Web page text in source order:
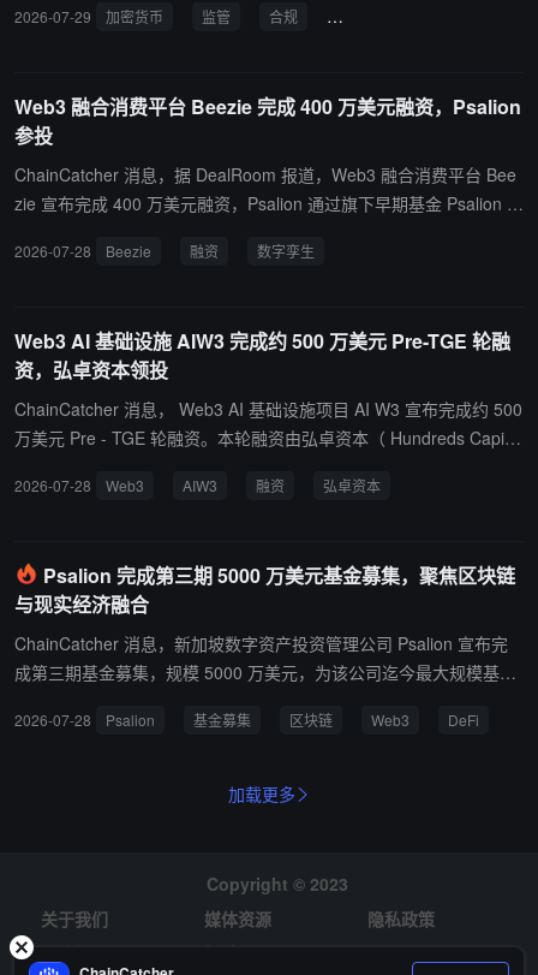
2026-07-29 加密货币 监管 合规 透明度
Web3 融合消费平台 Beezie 完成 400 万美元融资，Psalion
参投
ChainCatcher 消息，据 DealRoom 报道，Web3 融合消费平台 Bee
zie 宣布完成 400 万美元融资，Psalion 通过旗下早期基金 Psalion V
编程、可交易及跨场景组合能力，通过游戏化机制将实物资产交易转
2026-07-28 Beezie 融资 数字孪生
Web3 AI 基础设施 AIW3 完成约 500 万美元 Pre-TGE 轮融
资，弘卓资本领投
ChainCatcher 消息， Web3 AI 基础设施项目 AI W3 宣布完成约 500
万美元 Pre - TGE 轮融资。本轮融资由弘卓资本（ Hundreds Capital
G Labs 进行战略投资。 据悉，本轮领投方弘卓资本（ Hundreds Ca
领域，其表示看好区块链与加密技术在未来数字经济中的长期发展潜
力，并认可 AI Agent 与 Web3 融合所带来的下一代基础设施创新机
遇。 0G Labs 的战略投资进一步体现了 AI W3 在去中心化 AI 基础设
施领域的生态价值， 0G Labs 致力于推动 AI 与区块链技术的融合发
以及开放式智能经济方向的生态协同。近期， AI W3 也围绕生态建设
与，推动早期社区增长与生态扩展。
2026-07-28 Web3 AIW3 融资 弘卓资本
Psalion 完成第三期 5000 万美元基金募集，聚焦区块链
与现实经济融合
ChainCatcher 消息，新加坡数字资产投资管理公司 Psalion 宣布完
成第三期基金募集，规模 5000 万美元，为该公司迄今最大规模基
融管理局（MAS）牌照的 Conduit Asset Management 管理。 基金
贸易金融、RWA、稳定币及 DeFi 领域，尤其关注 Web3 在消费端应
在投资的是二者的合题——Web2 业务跑在 Web3 轨道上。”此前两
专注，是最佳布局窗口。
2026-07-28 Psalion 基金募集 区块链 Web3 DeFi
加载更多
Copyright © 2023
关于我们
媒体资源
隐私政策
风险提示
招聘